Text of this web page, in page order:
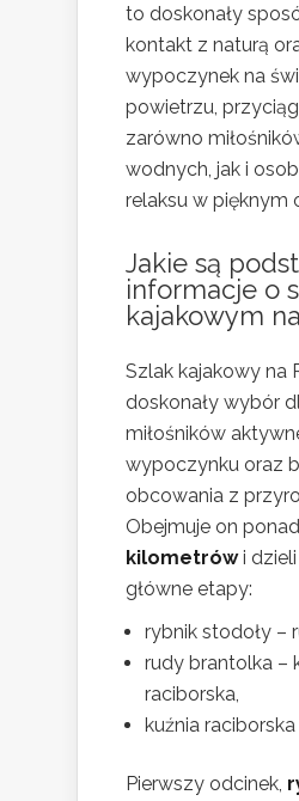
to doskonały
kontakt z naturą
wypoczynek na
powietrzu,
zarówno
wodnych, jak i
relaksu w pięknym
Jakie są
informacje o
kajakowym
Szlak kajakowy na
doskonały wybór
miłośników
wypoczynku oraz
obcowania z
Obejmuje on ponad
kilometrówi dzieli
główne etapy:
rybnik stodoły –
rudy brantolka –
raciborska,
kuźnia
Pierwszy odcinek,